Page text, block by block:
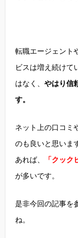
転職エージェント
ビスは増え続けて
はなく、 やはり信
す。
ネット上の口コミ
のも良いと思いま
あれば、
「クック
が多いです。
是非今回の記事を
ね。